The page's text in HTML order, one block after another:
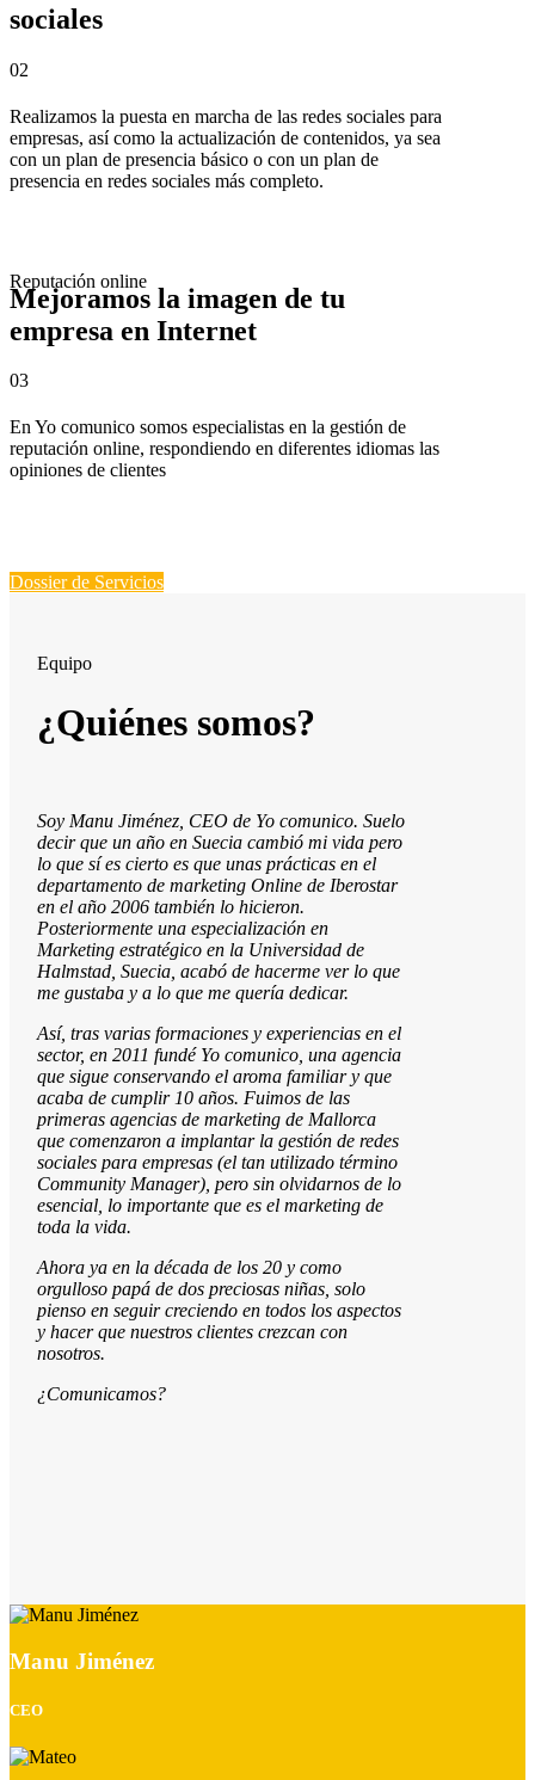
sociales
02
Realizamos la puesta en marcha de las redes sociales para
empresas, así como la actualización de contenidos, ya sea
con un plan de presencia básico o con un plan de
presencia en redes sociales más completo.
Reputación online
Mejoramos la imagen de tu
empresa en Internet
03
En Yo comunico somos especialistas en la gestión de
reputación online, respondiendo en diferentes idiomas las
opiniones de clientes
Dossier de Servicios
Equipo
¿Quiénes somos?
Soy Manu Jiménez, CEO de Yo comunico. Suelo
decir que un año en Suecia cambió mi vida pero
lo que sí es cierto es que unas prácticas en el
departamento de marketing Online de Iberostar
en el año 2006 también lo hicieron.
Posteriormente una especialización en
Marketing estratégico en la Universidad de
Halmstad, Suecia, acabó de hacerme ver lo que
me gustaba y a lo que me quería dedicar.
Así, tras varias formaciones y experiencias en el
sector, en 2011 fundé Yo comunico, una agencia
que sigue conservando el aroma familiar y que
acaba de cumplir 10 años. Fuimos de las
primeras agencias de marketing de Mallorca
que comenzaron a implantar la gestión de redes
sociales para empresas (el tan utilizado término
Community Manager), pero sin olvidarnos de lo
esencial, lo importante que es el marketing de
toda la vida.
Ahora ya en la década de los 20 y como
orgulloso papá de dos preciosas niñas, solo
pienso en seguir creciendo en todos los aspectos
y hacer que nuestros clientes crezcan con
nosotros.
¿Comunicamos?
Manu Jiménez
CEO